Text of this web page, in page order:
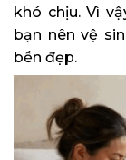
khó chịu. Vì
bạn nên vệ
bền đẹp.